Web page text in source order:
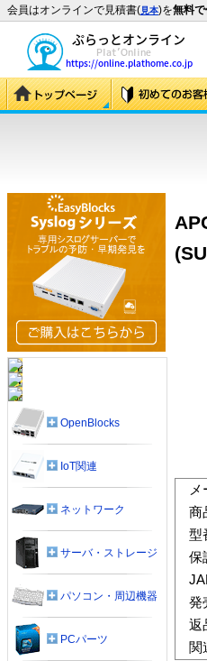
会員はオンラインで見積書(見本)を無料
商
型
保
発
返
関
OpenBlocks
IoT関連
ネットワーク
サーバ・ストレージ
パソコン・周辺機器
PCパーツ